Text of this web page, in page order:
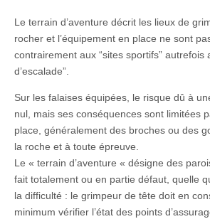
Le terrain d’aventure décrit les lieux de
rocher et l’équipement en place ne sont
contrairement aux “sites sportifs” autrefois
d’escalade”.
Sur les falaises équipées, le risque dû à
nul, mais ses conséquences sont limitées
place, généralement des broches ou des
la roche et à toute épreuve.
Le « terrain d’aventure « désigne des
fait totalement ou en partie défaut, quelle
la difficulté : le grimpeur de tête doit en
minimum vérifier l’état des points